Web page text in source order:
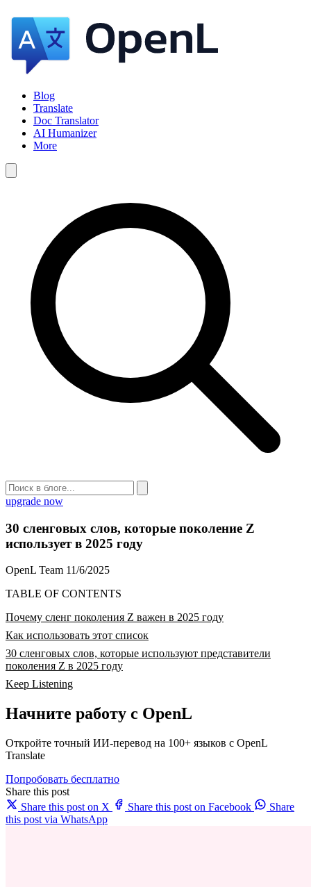
Blog
Translate
Doc Translator
AI Humanizer
More
upgrade now
30 сленговых слов, которые поколение Z
использует в 2025 году
OpenL Team 11/6/2025
TABLE OF CONTENTS
Почему сленг поколения Z важен в 2025 году
Как использовать этот список
30 сленговых слов, которые используют представители
поколения Z в 2025 году
Keep Listening
Начните работу с OpenL
Откройте точный ИИ-перевод на 100+ языков с OpenL
Translate
Попробовать бесплатно
Share this post
Share this post on X
Share this post on Facebook
Share
this post via WhatsApp